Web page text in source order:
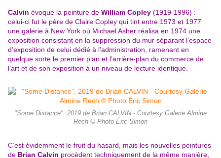
Calvin évoque la peinture de William Copley (1919-1996) :
celui-ci fut le père de Claire Copley qui tint entre 1973 et 1977
une galerie à New York où Michael Asher réalisa en 1974 une
exposition consistant en la suppression du mur séparant l’espace
d’exposition de celui dédié à l’administration, ramenant en
quelque sorte le premier plan et l’arrière-plan du commerce de
l’art et de son exposition à un niveau de lecture identique.
"Some Distance", 2019 de Brian CALVIN - Courtesy Galerie Almine
Rech © Photo Éric Simon
C’est évidemment le fruit du hasard, mais les nouvelles peintures
de Brian Calvin procèdent techniquement de la même manière,